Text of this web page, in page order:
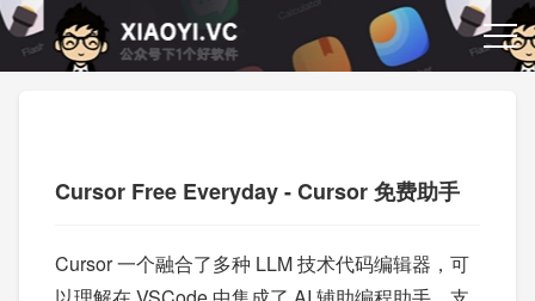
Cursor Free Everyday - Cursor 免费助手
Cursor 一个融合了多种 LLM 技术代码编辑器，可